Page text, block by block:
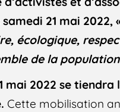
21 mai 2022,
écologique,
de la population
mai 2022 se
Cette mobilisation